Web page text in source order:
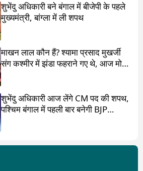
शुभेंदु अधिकारी बने बंगाल में बीजेपी के पहले
मुख्यमंत्री, बांग्ला में ली शपथ
माखन लाल कौन हैं? श्यामा प्रसाद मुखर्जी
संग कश्मीर में झंडा फहराने गए थे, आज मोदी
ने पांव छू लिए
शुभेंदु अधिकारी आज लेंगे CM पद की शपथ,
पश्चिम बंगाल में पहली बार बनेगी BJP
सरकार